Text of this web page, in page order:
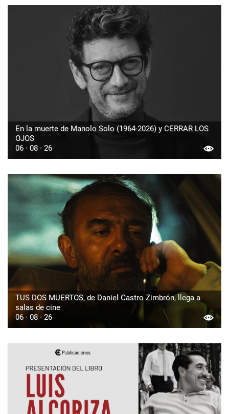
En la muerte de Manolo Solo (1964-2026) y CERRAR LOS
OJOS
06 · 08 · 26
TUS DOS MUERTOS, de Daniel Castro Zimbrón, llega a
salas de cine
06 · 08 · 26